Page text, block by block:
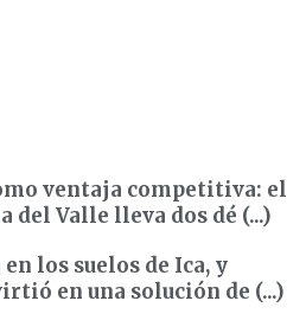
ventaja competitiva: el
del Valle lleva dos dé (...)
los suelos de Ica, y
en una solución de (...)